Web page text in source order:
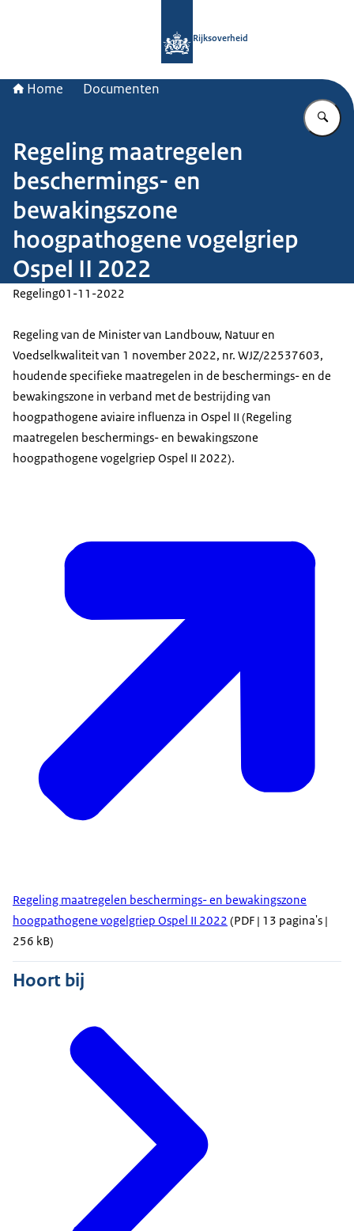
Rijksoverheid
Home Documenten
Regeling maatregelen
beschermings- en
bewakingszone
hoogpathogene vogelgriep
Ospel II 2022
Regeling01-11-2022
Regeling van de Minister van Landbouw, Natuur en
Voedselkwaliteit van 1 november 2022, nr. WJZ/22537603,
houdende specifieke maatregelen in de beschermings- en de
bewakingszone in verband met de bestrijding van
hoogpathogene aviaire influenza in Ospel II (Regeling
maatregelen beschermings- en bewakingszone
hoogpathogene vogelgriep Ospel II 2022).
Regeling maatregelen beschermings- en bewakingszone
hoogpathogene vogelgriep Ospel II 2022 (PDF | 13 pagina's |
256 kB)
Hoort bij